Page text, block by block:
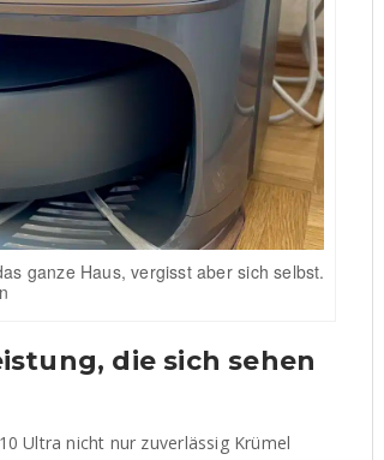
ganze Haus, vergisst aber sich selbst.
die sich sehen
Ultra nicht nur zuverlässig Krümel